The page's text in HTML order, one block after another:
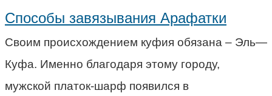
Способы завязывания Арафатки
Своим происхождением куфия обязана – Эль—
Куфа. Именно благодаря этому городу,
мужской платок-шарф появился в